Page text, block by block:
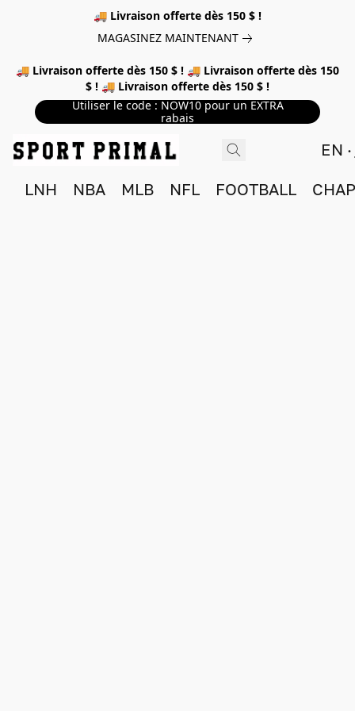
🚚 Livraison offerte dès 150 $ !
MAGASINEZ MAINTENANT
🚚 Livraison offerte dès 150 $ ! 🚚 Livraison offerte dès 150
$ ! 🚚 Livraison offerte dès 150 $ !
Utiliser le code : NOW10 pour un EXTRA
rabais
EN
LNH NBA MLB NFL FOOTBALL